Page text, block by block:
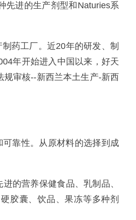
先进的生产剂型和Naturies系
药工厂。近20年的研发、制
年开始进入中国以来，好天
规审核--新西兰本土生产-新西
靠性。从原材料的选择到成
的营养保健食品、乳制品、
胶囊、饮品、果冻等多种剂